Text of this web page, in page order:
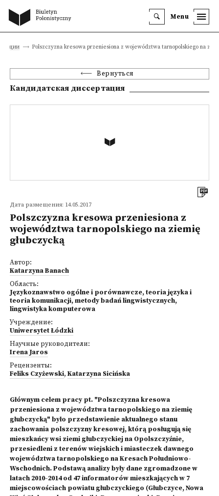
Menu
Polszczyzna kresowa przeniesiona z województwa tarnopolskiego na
Вернуться
Кандидатская диссертация
Дата размещения: 14.05.2017
Polszczyzna kresowa przeniesiona z
województwa tarnopolskiego na ziemię
głubczycką
Автор:
Katarzyna Banach
Область:
Językoznawstwo ogólne i porównawcze, teoria języka i
teoria komunikacji, metody badań lingwistycznych,
lingwistyka komputerowa
Учреждение:
Uniwersytet Łódzki
Научные руководители:
Irena Jaros
Рецензенты:
Feliks Czyżewski, Katarzyna Sicińska
Głównym celem pracy pt. "Polszczyzna kresowa
przeniesiona z województwa tarnopolskiego na ziemię
głubczycką" było przedstawienie aktualnego stanu
zachowania polszczyzny kresowej, którą posługują się
mieszkańcy wsi ziemi głubczyckiej na Opolszczyźnie,
przesiedleni z terenów wiejskich i miasteczek dawnego
województwa tarnopolskiego na Kresach Południowo-
Wschodnich. Podstawą analizy były dane zgromadzone w
latach 2010-2014 od 47 informatorów mieszkających w 7
miejscowościach powiatu głubczyckiego (Głubczyce, Nowa